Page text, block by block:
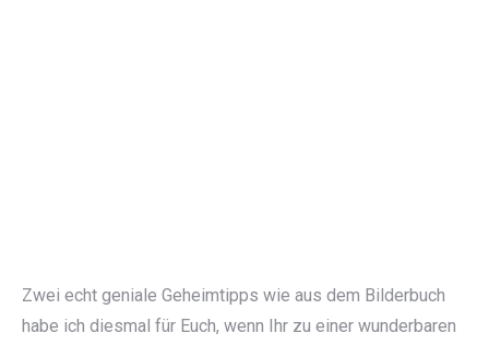
Zwei echt geniale Geheimtipps wie aus dem Bilderbuch
habe ich diesmal für Euch, wenn Ihr zu einer wunderbaren